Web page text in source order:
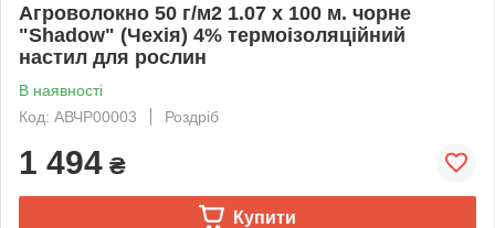
Агроволокно 50 г/м2 1.07 х 100 м. чорне
"Shadow" (Чехія) 4% термоізоляційний
настил для рослин
В наявності
Код: АВЧР00003
Роздріб
1 494 ₴
Купити